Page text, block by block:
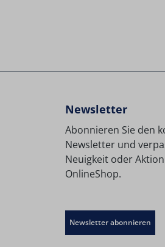
Newsletter
Abonnieren Sie den
Newsletter und
Neuigkeit oder
OnlineShop.
Newsletter abonnieren